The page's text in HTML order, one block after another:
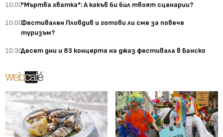
10:00"Мъртва хватка": А какъв би бил твоят сценарии?
10:00Фестивален Пловдив и готови ли сме за повече
туризъм?
10:30Десет дни и 83 концерта на джаз фестивала в Банско